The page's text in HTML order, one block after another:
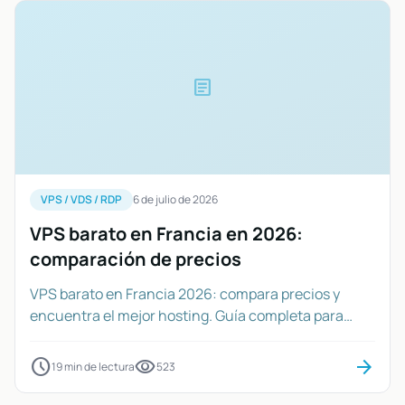
article
VPS / VDS / RDP 6 de julio de 2026
VPS barato en Francia en 2026:
comparación de precios
VPS barato en Francia 2026: compara precios y
encuentra el mejor hosting. Guía completa para
schedule19 min de lecturavisibility523 arrow_forward